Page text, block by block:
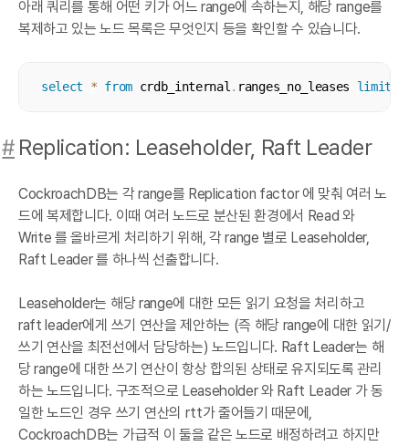
아래 쿼리를 통해 어떤 키가 어느 range에 속하는지, 해당 range를
복제하고 있는 노드 목록은 무엇인지 등을 확인할 수 있습니다.
select * from crdb_internal . ranges_no_leases limit
# Replication: Leaseholder, Raft Leader
CockroachDB는 각 range를 Replication factor 에 맞춰 여러 노
드에 복제합니다. 이때 여러 노드로 분산된 환경에서 Read 와
Write 를 올바르게 처리하기 위해, 각 range 별로 Leaseholder,
Raft Leader 를 하나씩 선출합니다.
Leaseholder는 해당 range에 대한 모든 읽기 요청을 처리하고
raft leader에게 쓰기 연산을 제안하는 (즉 해당 range에 대한 읽기/
쓰기 연산을 최전선에서 담당하는) 노드입니다. Raft Leader는 해
당 range에 대한 쓰기 연산이 항상 합의된 상태로 유지되도록 관리
하는 노드입니다. 구조적으로 Leaseholder 와 Raft Leader 가 동
일한 노드인 경우 쓰기 연산의 rtt가 줄어들기 때문에,
CockroachDB는 가급적 이 둘을 같은 노드로 배정하려고 하지만